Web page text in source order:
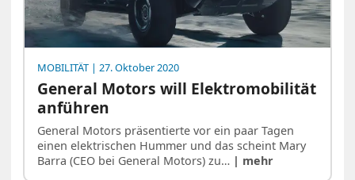
MOBILITÄT | 27. Oktober 2020
General Motors will Elektromobilität
anführen
General Motors präsentierte vor ein paar Tagen
einen elektrischen Hummer und das scheint Mary
Barra (CEO bei General Motors) zu… | mehr